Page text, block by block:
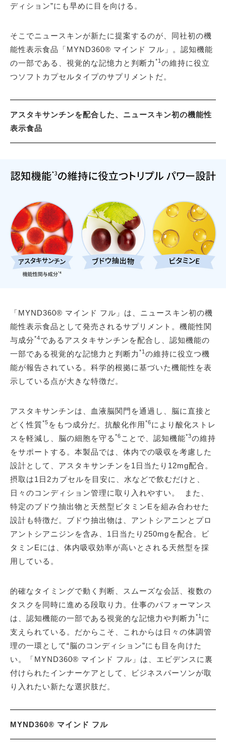
ディション”にも早めに目を向ける。
そこでニュースキンが新たに提案するのが、同社初の機
能性表示食品「MYND360® マインド フル」。認知機能
の一部である、視覚的な記憶力と判断力 *1の維持に役立
つソフトカプセルタイプのサプリメントだ。
アスタキサンチンを配合した、ニュースキン初の機能性
表示食品
「MYND360® マインド フル」は、ニュースキン初の機
能性表示食品として発売されるサプリメント。機能性関
与成分*4であるアスタキサンチンを配合し、認知機能の
一部である視覚的な記憶力と判断力 *1 の維持に役立つ機
能が報告されている。科学的根拠に基づいた機能性を表
示している点が大きな特徴だ。
アスタキサンチンは、血液脳関門を通過し、脳に直接と
どく性質*5 をもつ成分だ。抗酸化作用*6により酸化ストレ
スを軽減し、脳の細胞を守る *6 ことで、認知機能*3の維持
をサポートする。本製品では、体内での吸収を考慮した
設計として、アスタキサンチンを1日当たり12mg配合。
摂取は1日2カプセルを目安に、水などで飲むだけと、
日々のコンディション管理に取り入れやすい。 また、
特定のブドウ抽出物と天然型ビタミンEを組み合わせた
設計も特徴だ。ブドウ抽出物は、アントシアニンとプロ
アントシアニジンを含み、1日当たり250mgを配合。ビ
タミンEには、体内吸収効率が高いとされる天然型を採
用している。
的確なタイミングで動く判断、スムーズな会話、複数の
タスクを同時に進める段取り力。仕事のパフォーマンス
は、認知機能の一部である視覚的な記憶力や判断力 *1 に
支えられている。だからこそ、これからは日々の体調管
理の一環として“脳のコンディション”にも目を向けた
い。「MYND360® マインド フル」は、エビデンスに裏
付けられたインナーケアとして、ビジネスパーソンが取
り入れたい新たな選択肢だ。
MYND360® マインド フル